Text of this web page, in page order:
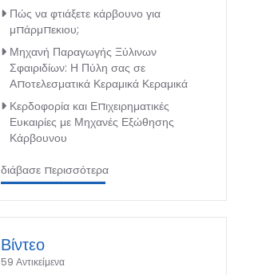
Πώς να φτιάξετε κάρβουνο για
μπάρμπεκιου;
Μηχανή Παραγωγής Ξύλινων
Σφαιριδίων: Η Πύλη σας σε
Αποτελεσματικά Κεραμικά Κεραμικά
Κερδοφορία και Επιχειρηματικές
Ευκαιρίες με Μηχανές Εξώθησης
Κάρβουνου
διάβασε περισσότερα
Βίντεο
59 Αντικείμενα